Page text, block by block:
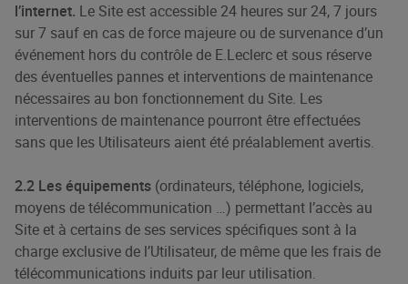
l’internet. Le Site est accessible 24 heures sur 24, 7 jours
sur 7 sauf en cas de force majeure ou de survenance d’un
événement hors du contrôle de E.Leclerc et sous réserve
des éventuelles pannes et interventions de maintenance
nécessaires au bon fonctionnement du Site. Les
interventions de maintenance pourront être effectuées
sans que les Utilisateurs aient été préalablement avertis.
2.2 Les équipements (ordinateurs, téléphone, logiciels,
moyens de télécommunication …) permettant l’accès au
Site et à certains de ses services spécifiques sont à la
charge exclusive de l’Utilisateur, de même que les frais de
télécommunications induits par leur utilisation.